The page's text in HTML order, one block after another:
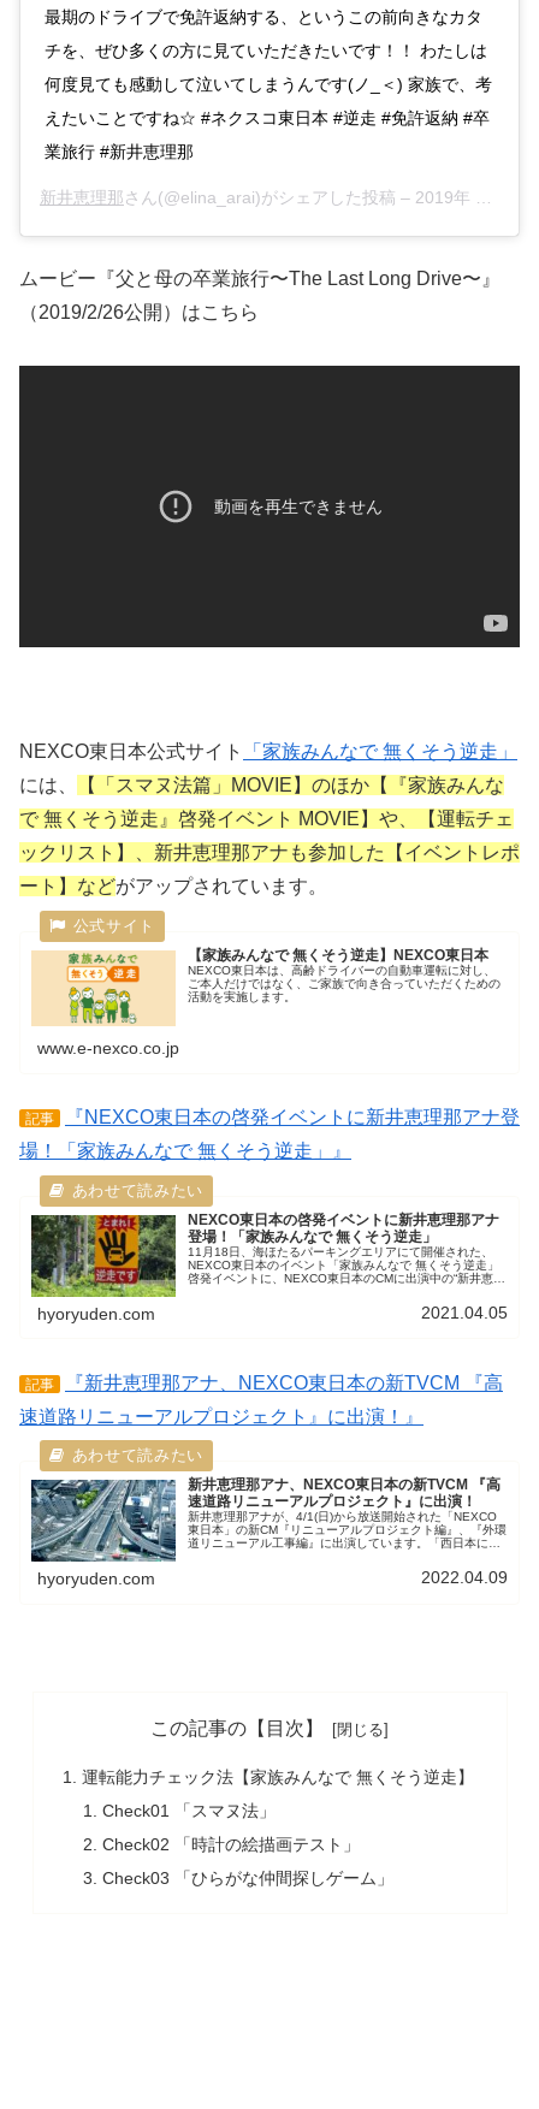
最期のドライブで免許返納する、というこの前向きなカタ
チを、ぜひ多くの方に見ていただきたいです！！ わたしは
何度見ても感動して泣いてしまうんです(ノ_＜) 家族で、考
えたいことですね☆ #ネクスコ東日本 #逆走 #免許返納 #卒
業旅行 #新井恵理那
新井恵理那さん(@elina_arai)がシェアした投稿 – 2019年 2月月27日午前3時28分PST
ムービー『父と母の卒業旅行〜The Last Long Drive〜』
（2019/2/26公開）はこちら
NEXCO東日本公式サイト
「家族みんなで 無くそう逆走」
には、
【「スマヌ法篇」MOVIE】のほか【『家族みんな
で 無くそう逆走』啓発イベント MOVIE】や、【運転チェ
ックリスト】、新井恵理那アナも参加した【イベントレポ
ート】などがアップされています。
【家族みんなで 無くそう逆走】NEXCO東日本
NEXCO東日本は、高齢ドライバーの自動車運転に対し、
ご本人だけではなく、ご家族で向き合っていただくための
活動を実施します。
www.e-nexco.co.jp
記事
『NEXCO東日本の啓発イベントに新井恵理那アナ登
場！「家族みんなで 無くそう逆走」』
NEXCO東日本の啓発イベントに新井恵理那アナ
登場！「家族みんなで 無くそう逆走」
11月18日、海ほたるパーキングエリアにて開催された、
NEXCO東日本のイベント「家族みんなで 無くそう逆走」
啓発イベントに、NEXCO東日本のCMに出演中の“新井恵理
hyoryuden.com 2021.04.05
記事
『新井恵理那アナ、NEXCO東日本の新TVCM 『高
速道路リニューアルプロジェクト』に出演！』
新井恵理那アナ、NEXCO東日本の新TVCM 『高
速道路リニューアルプロジェクト』に出演！
新井恵理那アナが、4/1(日)から放送開始された「NEXCO
東日本」の新CM『リニューアルプロジェクト編』、『外環
道リニューアル工事編』に出演しています。「西日本に住
hyoryuden.com 2022.04.09
この記事の【目次】
運転能力チェック法【家族みんなで 無くそう逆走】
Check01 「スマヌ法」
Check02 「時計の絵描画テスト」
Check03 「ひらがな仲間探しゲーム」